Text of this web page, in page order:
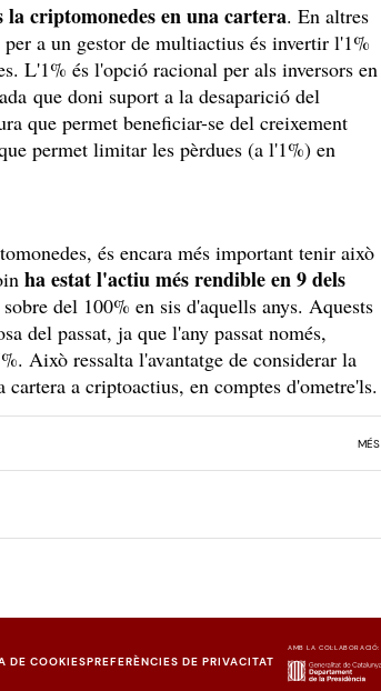
criptomonedes en una cartera. En altres
a un gestor de multiactius és invertir l'1%
L'1% és l'opció racional per als inversors en
que doni suport a la desaparició del
que permet beneficiar-se del creixement
permet limitar les pèrdues (a l'1%) en
és encara més important tenir això
ha estat l'actiu més rendible en 9 dels
del 100% en sis d'aquells anys. Aquests
del passat, ja que l'any passat només,
Això ressalta l'avantatge de considerar la
a criptoactius, en comptes d'ometre'ls.
MÉS
DE COOKIESPREFERÈNCIES DE PRIVACITAT
AMB LA COL·LABORACIÓ: